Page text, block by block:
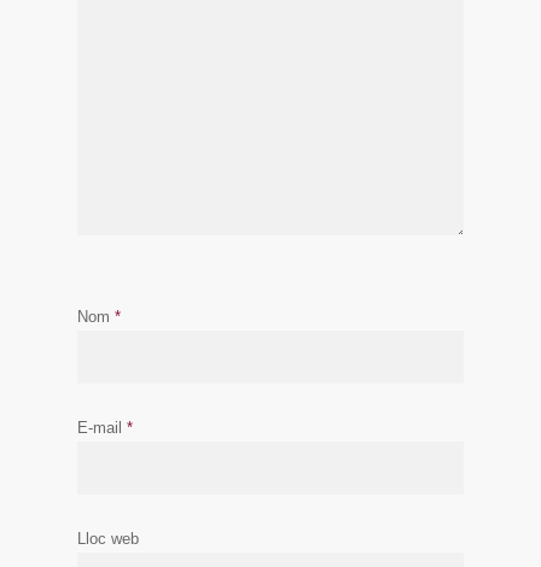
Nom *
E-mail *
Lloc web